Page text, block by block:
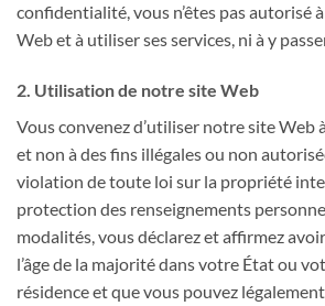
confidentialité, vous n’êtes pas autorisé
Web et à utiliser ses services, ni à y
2. Utilisation de notre site Web
Vous convenez d’utiliser notre site Web
et non à des fins illégales ou non
violation de toute loi sur la propriété
protection des renseignements
modalités, vous déclarez et affirmez
l’âge de la majorité dans votre État ou
résidence et que vous pouvez